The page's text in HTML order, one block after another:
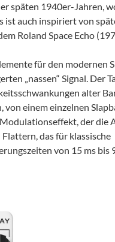
späten 1940er-Jahren,
ist auch inspiriert von
Roland Space Echo
für den modernen
„nassen“ Signal. Der
alter
einem einzelnen
der die
das für klassische
von 15 ms bis